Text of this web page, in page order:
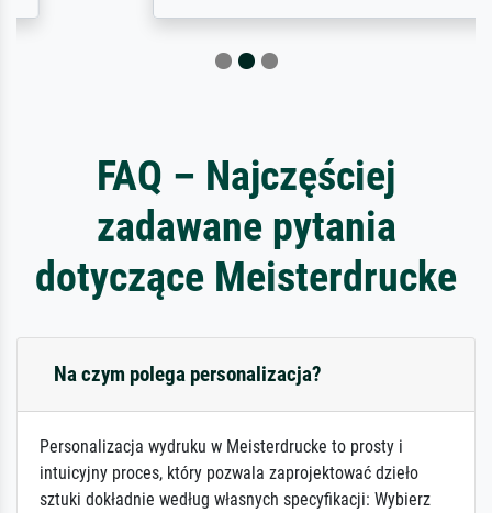
FAQ – Najczęściej
zadawane pytania
dotyczące Meisterdrucke
Na czym polega personalizacja?
Personalizacja wydruku w Meisterdrucke to prosty i
intuicyjny proces, który pozwala zaprojektować dzieło
sztuki dokładnie według własnych specyfikacji: Wybierz